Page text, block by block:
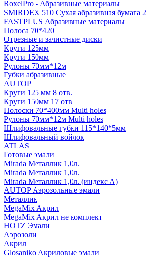
RoxelPro - Абразивные материалы
SMIRDEX 510 Сухая абразивная бумага
FASTPLUS Абразивные материалы
Полоса 70*420
Отрезные и зачистные диски
Круги 125мм
Круги 150мм
Рулоны 70мм*12м
Губки абразивные
AUTOP
Круги 125 мм 8 отв.
Круги 150мм 17 отв.
Полоски 70*400мм Multi holes
Рулоны 70мм*12м Multi holes
Шлифовальные губки 115*140*5мм
Шлифовальный войлок
ATLAS
Готовые эмали
Mirada Металлик 1,0л.
Mirada Металлик 1,0л.
Mirada Металлик 1,0л. (индекс А)
AUTOP Аэрозольные эмали
Металлик
MegaMix Акрил
MegaMix Акрил не комплект
HOTZ Эмали
Аэрозоли
Акрил
Glosaniko Акриловые эмали